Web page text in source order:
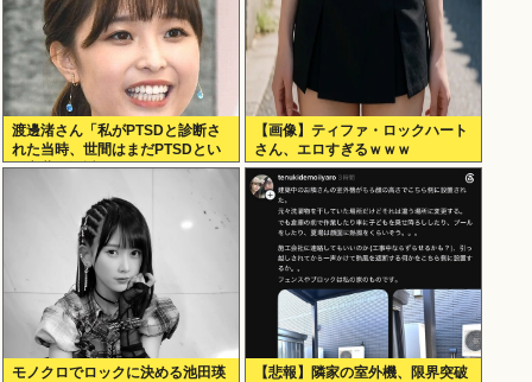
渡邊渚さん「私がPTSDと診断さ
れた当時、世間はまだPTSDとい
う言葉は浸透されていませんでし
【画像】ティファ・ロックハート
さん、エロすぎるｗｗｗ
モノクロでロックに決める池田瑛
【悲報】隣家の室外機、限界突破